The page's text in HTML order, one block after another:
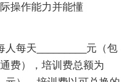
操作能力并能懂
每天_________元（包
费），培训费总额为